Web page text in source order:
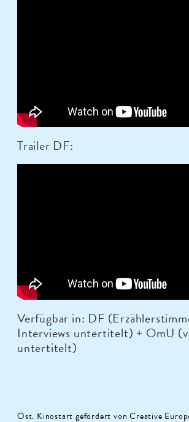
Trailer DF:
Verfügbar in: DF
Interviews untertitelt) + OmU
untertitelt)
Öst. Kinostart gefördert von Creative